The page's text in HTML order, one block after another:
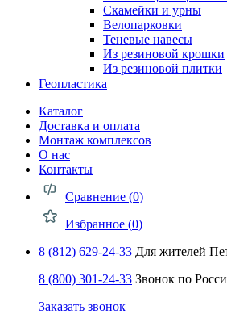
Скамейки и урны
Велопарковки
Теневые навесы
Из резиновой крошки
Из резиновой плитки
Геопластика
Каталог
Доставка и оплата
Монтаж комплексов
О нас
Контакты
Сравнение (0)
Избранное (0)
8 (812) 629-24-33 Для жителей
8 (800) 301-24-33 Звонок по
Заказать звонок